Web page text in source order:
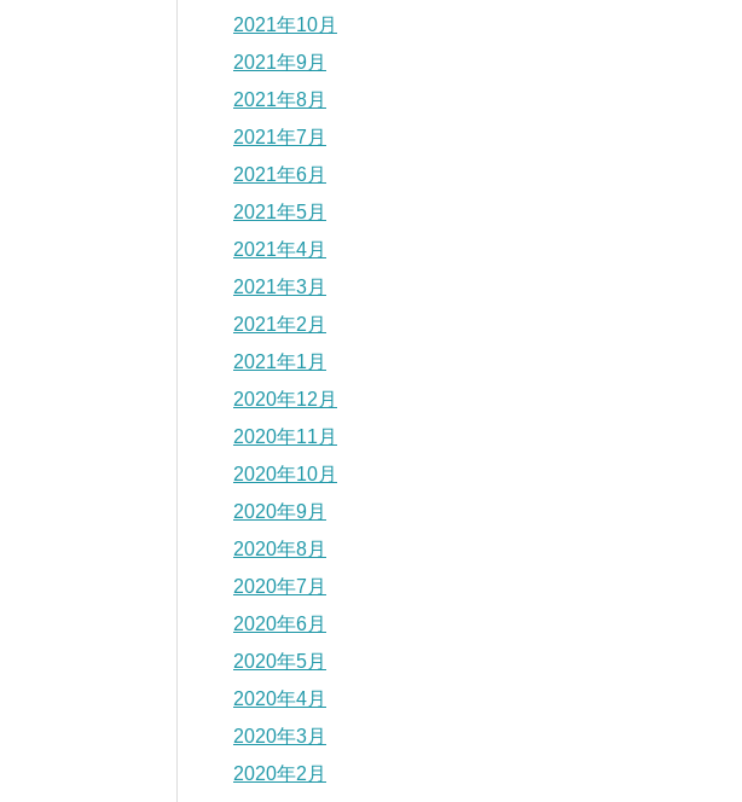
2021年10月
2021年9月
2021年8月
2021年7月
2021年6月
2021年5月
2021年4月
2021年3月
2021年2月
2021年1月
2020年12月
2020年11月
2020年10月
2020年9月
2020年8月
2020年7月
2020年6月
2020年5月
2020年4月
2020年3月
2020年2月